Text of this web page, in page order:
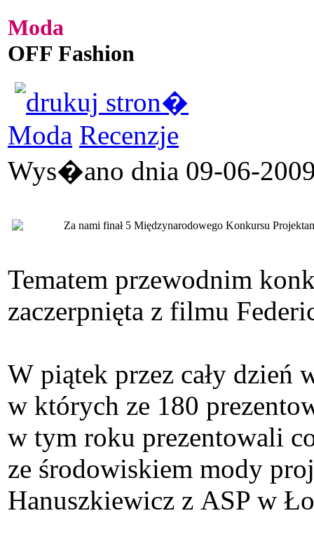
Moda
OFF Fashion
Moda Recenzje
Wys�ano dnia 09-06-
Za nami finał 5 Międzynarodowego Konkursu
Tematem przewodnim
zaczerpnięta z filmu
W piątek przez cały dzień
w których ze 180
w tym roku prezentowali
ze środowiskiem mody
Hanuszkiewicz z ASP w